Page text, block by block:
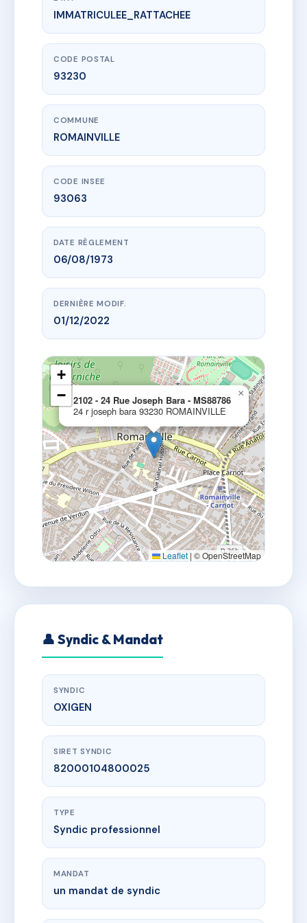
www.vme.plus/AC6549133
2102 - 24 Rue Joseph Bara - MS88786
24 r joseph bara
IMMATRICULEE_RATTACHEE
CODE POSTAL
93230
COMMUNE
ROMAINVILLE
CODE INSEE
93063
DATE RÈGLEMENT
06/08/1973
DERNIÈRE MODIF.
01/12/2022
2102 - 24 Rue Joseph Bara - MS88786
24 r joseph bara 93230 ROMAINVILLE
×
+
−
Leaflet | © OpenStreetMap
👤 Syndic & Mandat
SYNDIC
OXIGEN
SIRET SYNDIC
82000104800025
TYPE
Syndic professionnel
MANDAT
un mandat de syndic